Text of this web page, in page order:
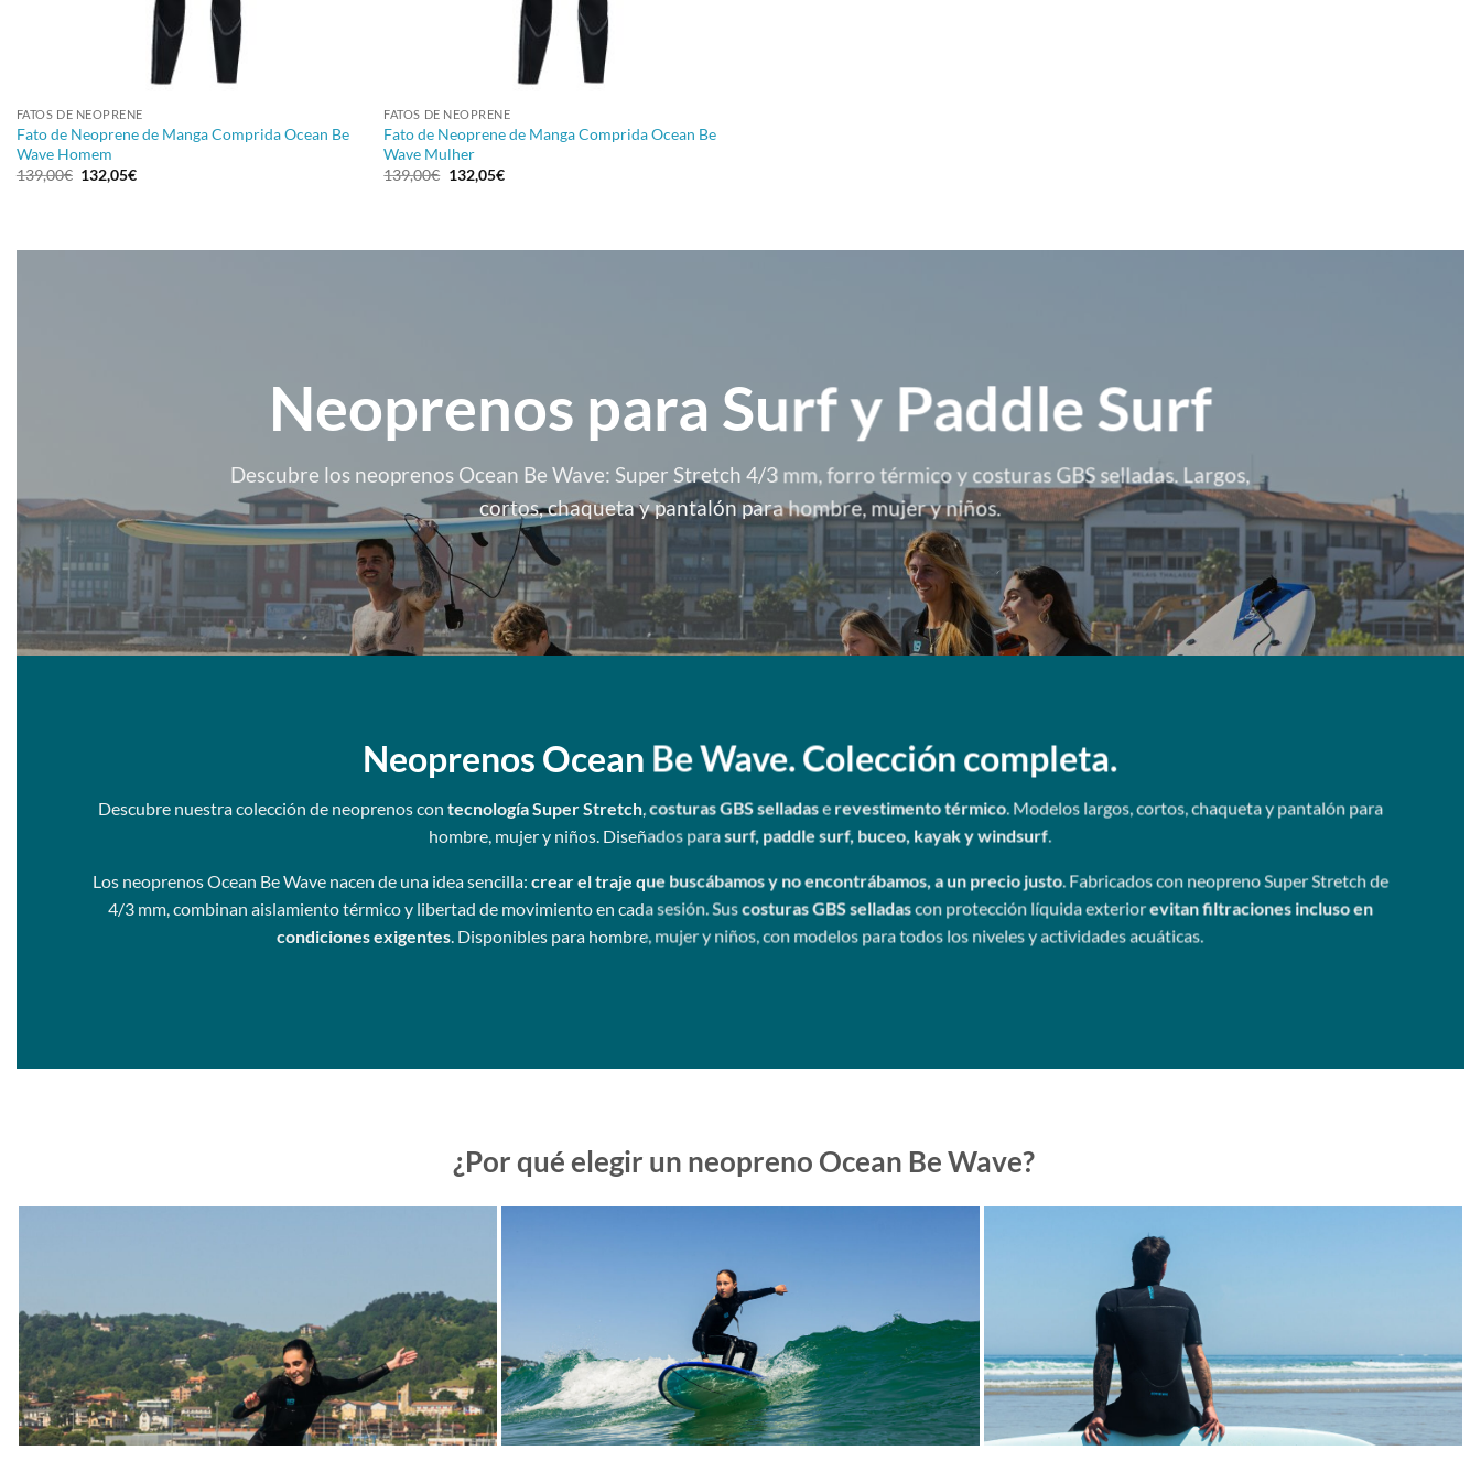
FATOS DE NEOPRENE
Fato de Neoprene de Manga Comprida Ocean Be
Wave Homem
139,00€ O
preço
132,05€O
FATOS DE NEOPRENE
Fato de Neoprene de Manga Comprida Ocean Be
Wave Mulher
139,00€ O
preço
132,05€O
Neoprenos para Surf y Paddle Surf
Descubre los neoprenos Ocean Be Wave: Super Stretch 4/3 mm, forro térmico y costuras GBS selladas. Largos,
cortos, chaqueta y pantalón para hombre, mujer y niños.
Neoprenos Ocean Be Wave. Colección completa.
Descubre nuestra colección de neoprenos con tecnología Super Stretch,costuras GBS selladaserevestimento térmico. Modelos largos, cortos, chaqueta y pantalón para
hombre, mujer y niños. Diseñados parasurf, paddle surf, buceo, kayak y windsurf.
Los neoprenos Ocean Be Wave nacen de una idea sencilla: crear el traje que buscábamos y no encontrábamos, a un precio justo. Fabricados con neopreno Super Stretch de
4/3 mm, combinan aislamiento térmico y libertad de movimiento en cada sesión. Suscosturas GBS selladascon protección líquida exteriorevitan filtraciones incluso en
condiciones exigentes . Disponibles para hombre, mujer y niños, con modelos para todos los niveles y actividades acuáticas.
¿Por qué elegir un neopreno Ocean Be Wave?